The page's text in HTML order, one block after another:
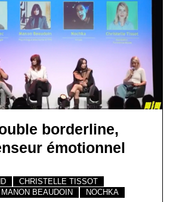
borderline,
émotionnel
CHRISTELLE TISSOT
MANON BEAUDOIN NOCHKA